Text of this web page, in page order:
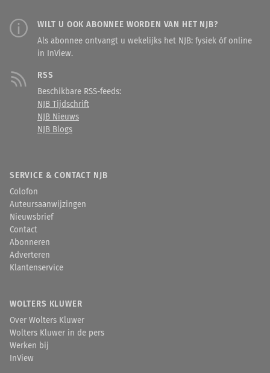
WILT U OOK ABONNEE WORDEN VAN HET NJB?
Als abonnee ontvangt u wekelijks het NJB: fysiek óf online
in InView.
RSS
Beschikbare RSS-feeds:
NJB Tijdschrift
NJB Nieuws
NJB Blogs
SERVICE & CONTACT NJB
Colofon
Auteursaanwijzingen
Nieuwsbrief
Contact
Abonneren
Adverteren
Klantenservice
WOLTERS KLUWER
Over Wolters Kluwer
Wolters Kluwer in de pers
Werken bij
InView